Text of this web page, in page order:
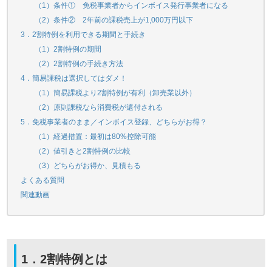
（1）条件① 免税事業者からインボイス発行事業者になる
（2）条件② 2年前の課税売上が1,000万円以下
3．2割特例を利用できる期間と手続き
（1）2割特例の期間
（2）2割特例の手続き方法
4．簡易課税は選択してはダメ！
（1）簡易課税より2割特例が有利（卸売業以外）
（2）原則課税なら消費税が還付される
5．免税事業者のまま／インボイス登録、どちらがお得？
（1）経過措置：最初は80%控除可能
（2）値引きと2割特例の比較
（3）どちらがお得か、見積もる
よくある質問
関連動画
1．2割特例とは